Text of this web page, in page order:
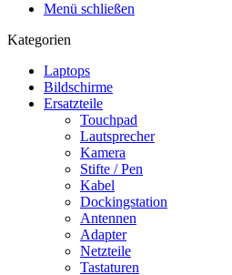
Menü schließen
Kategorien
Laptops
Bildschirme
Ersatzteile
Touchpad
Lautsprecher
Kamera
Stifte / Pen
Kabel
Dockingstation
Antennen
Adapter
Netzteile
Tastaturen